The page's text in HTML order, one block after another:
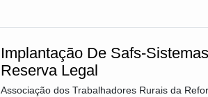
Implantação De Safs-
Reserva Legal
Associação dos Trabalhadores Rurais da